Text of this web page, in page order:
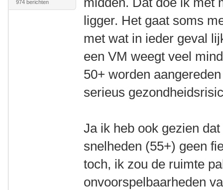
974 berichten
ligger. Het gaat soms
met wat in ieder geval
een VM weegt veel
50+ worden
serieus
Ja ik heb ook gezien
snelheden (55+) geen
toch, ik zou de ruimte
onvoorspelbaarheden